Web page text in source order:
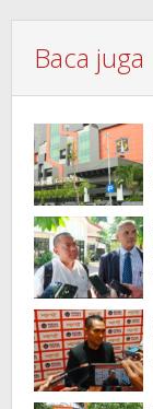
Baca juga